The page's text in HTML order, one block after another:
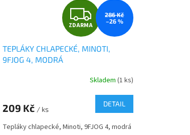
Z
D
A
R
M
A
ZDARMA
286 Kč
–26 %
TEPLÁKY CHLAPECKÉ, MINOTI,
9FJOG 4, MODRÁ
je
z
Skladem (1 ks)
209 Kč / ks
DETAIL
Tepláky chlapecké, Minoti, 9FJOG 4, modrá